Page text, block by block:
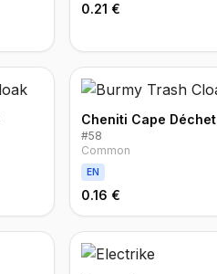
0.21 €
Cheniti Cape Déchet
#58
Common
EN
0.16 €